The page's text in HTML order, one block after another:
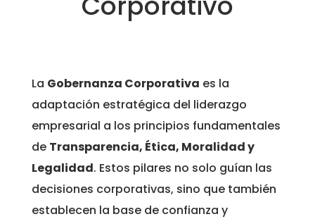
La Gobernanza Corporativa es la
adaptación estratégica del liderazgo
empresarial a los principios fundamentales
de Transparencia, Ética, Moralidad y
Legalidad. Estos pilares no solo guían las
decisiones corporativas, sino que también
establecen la base de confianza y